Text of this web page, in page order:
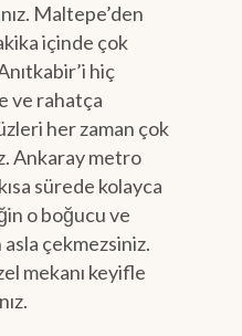
Maltepe’den
içinde çok
hiç
ve rahatça
her zaman çok
Ankaray metro
sürede kolayca
o boğucu ve
çekmezsiniz.
mekanı keyifle